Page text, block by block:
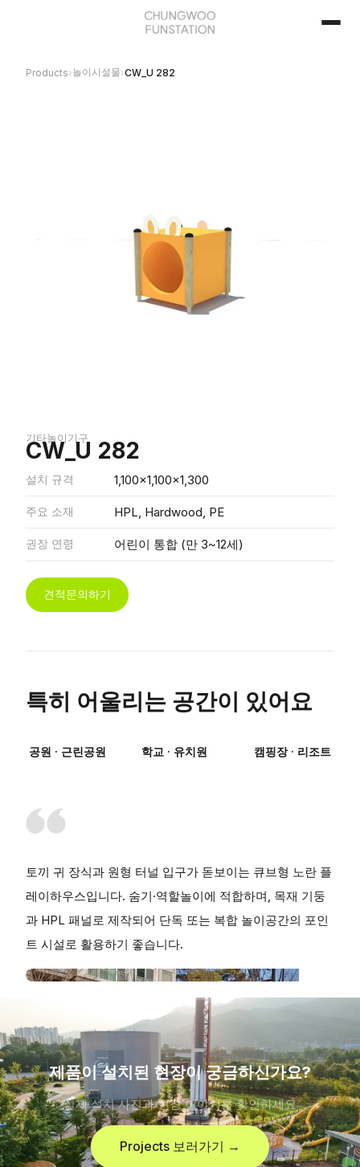
Products›놀이시설물›CW_U 282
기타놀이기구
CW_U 282
설치 규격 1,100x1,100x1,300
주요 소재 HPL, Hardwood, PE
권장 연령 어린이 통합 (만 3~12세)
견적문의하기
특히 어울리는 공간이 있어요
공원 · 근린공원 학교 · 유치원 캠핑장 · 리조트
토끼 귀 장식과 원형 터널 입구가 돋보이는 큐브형 노란 플
레이하우스입니다. 숨기·역할놀이에 적합하며, 목재 기둥
과 HPL 패널로 제작되어 단독 또는 복합 놀이공간의 포인
트 시설로 활용하기 좋습니다.
제품이 설치된 현장이 궁금하신가요?
실제 설치 사진과 현장 이야기를 확인하세요
Projects 보러가기 →